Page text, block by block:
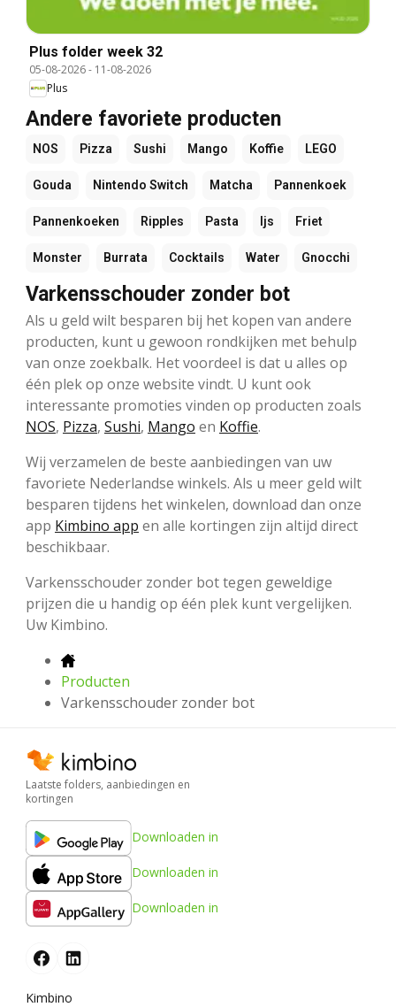
Plus folder week 32
05-08-2026- 11-08-2026
Plus
Andere favoriete producten
NOS Pizza Sushi Mango Koffie LEGO
Gouda Nintendo Switch Matcha Pannenkoek
Pannenkoeken Ripples Pasta Ijs Friet
Monster Burrata Cocktails Water Gnocchi
Varkensschouder zonder bot
Als u geld wilt besparen bij het kopen van andere
producten, kunt u gewoon rondkijken met behulp
van onze zoekbalk. Het voordeel is dat u alles op
één plek op onze website vindt. U kunt ook
interessante promoties vinden op producten zoals
NOS, Pizza, Sushi, Mango en Koffie.
Wij verzamelen de beste aanbiedingen van uw
favoriete Nederlandse winkels. Als u meer geld wilt
besparen tijdens het winkelen, download dan onze
app Kimbino app en alle kortingen zijn altijd direct
beschikbaar.
Varkensschouder zonder bot tegen geweldige
prijzen die u handig op één plek kunt vergelijken.
Uw Kimbino.
Producten
Varkensschouder zonder bot
Laatste folders, aanbiedingen en
kortingen
Downloaden in
Downloaden in
Downloaden in
Kimbino